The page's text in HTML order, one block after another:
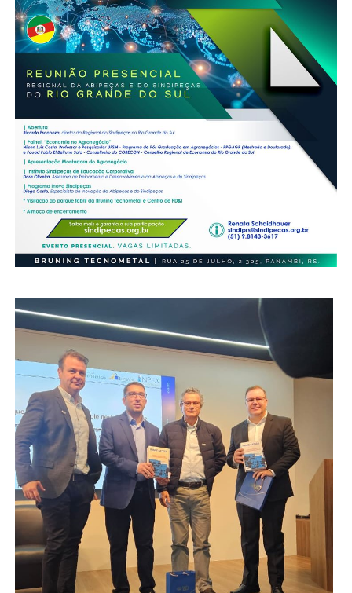
Ministério do Turismo
Ministério do Desenvolvimento Regional
Controladoria-Geral da União
Ministério da Mulher, da Família e dos Direitos Humanos
Secretaria-Geral
Secretaria de Governo
Gabinete de Segurança Institucional
Advocacia-Geral da União
Banco Central do Brasil
Planalto